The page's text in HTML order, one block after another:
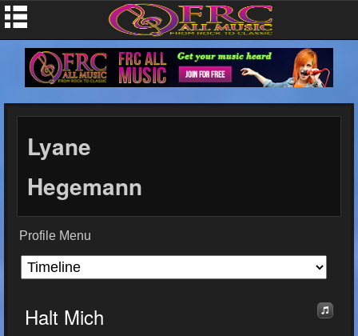
Lyane
Hegemann
Profile Menu
Halt Mich